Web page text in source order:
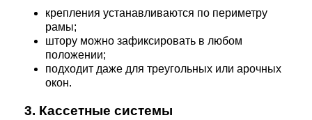
крепления устанавливаются по периметру
рамы;
штору можно зафиксировать в любом
положении;
подходит даже для треугольных или арочных
окон.
3. Кассетные системы